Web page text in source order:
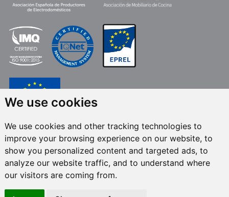
We use cookies
We use cookies and other tracking technologies to
improve your browsing experience on our website, to
show you personalized content and targeted ads, to
analyze our website traffic, and to understand where
our visitors are coming from.
,No âmbito do Programa ICEX Next, contou com o apoio do
ICEX e co-financiamento do fundo europeu FEDER. O objetivo deste apoio é
contribuir para o desenvolvimento internacional da empresa e seu meio
ambiente. Fundo Europeu de Desenvolvimento Regional · Uma forma de
fazer a Europa